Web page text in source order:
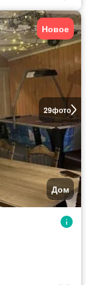
29фото
Новое
Дом